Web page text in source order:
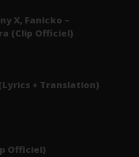
X, Fanicko –
(Clip Officiel)
+ Translation)
Officiel)